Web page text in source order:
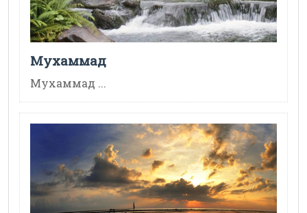
Мухаммад
Мухаммад ...